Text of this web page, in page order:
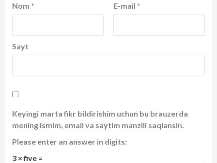
Nom * E-mail *
Sayt
Keyingi marta fikr bildirishim uchun bu brauzerda
mening ismim, email va saytim manzili saqlansin.
Please enter an answer in digits:
3 × five =